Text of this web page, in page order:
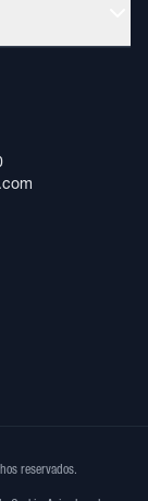
reservados.